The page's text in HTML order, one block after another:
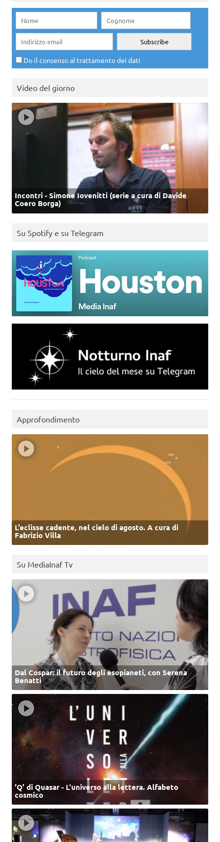
Do il consenso al trattamento dei dati
Video del giorno
Incontri - Simone Iovenitti (serie a cura di Davide
Coero Borga)
Su Spotify e su Telegram
Approfondimento
L’eclisse cadente, nel cielo di agosto. A cura di
Fabrizio Villa
Su MediaInaf Tv
Dal Cospar: il futuro degli esopianeti, con Serena
Benatti
‘Q’ di Quasar - L'universo alla lettera. Alfabeto
cosmico